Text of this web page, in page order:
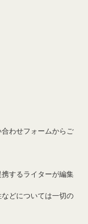
わせフォームからご
するライターが編集
どについては一切の